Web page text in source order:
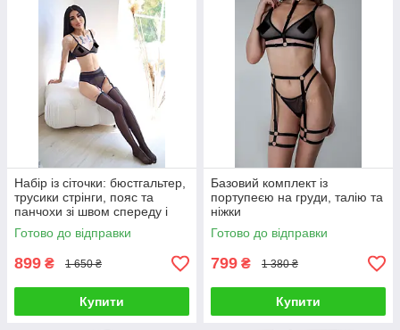
Набір із сіточки: бюстгальтер,
трусики стрінги, пояс та
панчохи зі швом спереду і
ззаду
Готово до відправки
899 ₴ 1 650 ₴
Купити
Базовий комплект із
портупеєю на груди, талію та
ніжки
Готово до відправки
799 ₴ 1 380 ₴
Купити